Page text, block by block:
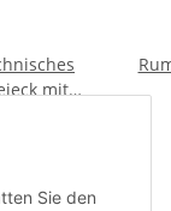
Sie den
mit
325